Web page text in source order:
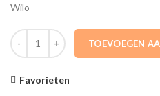
Wilo
2120646 Circulatiepomp Yonos
TOEVOEGEN
Favorieten